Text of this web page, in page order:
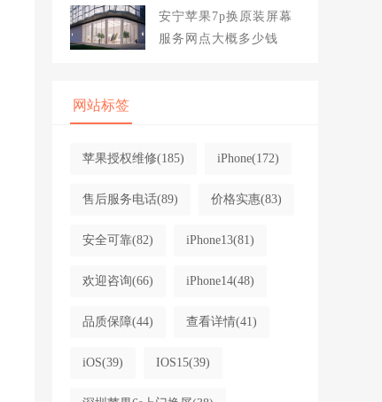
安宁苹果7p换原装屏幕
服务网点大概多少钱
网站标签
苹果授权维修(185) iPhone(172)
售后服务电话(89) 价格实惠(83)
安全可靠(82) iPhone13(81)
欢迎咨询(66) iPhone14(48)
品质保障(44) 查看详情(41)
iOS(39) IOS15(39)